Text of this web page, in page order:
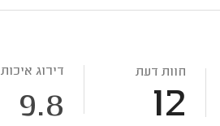
חוות דעת
12
דירוג איכות
9.8